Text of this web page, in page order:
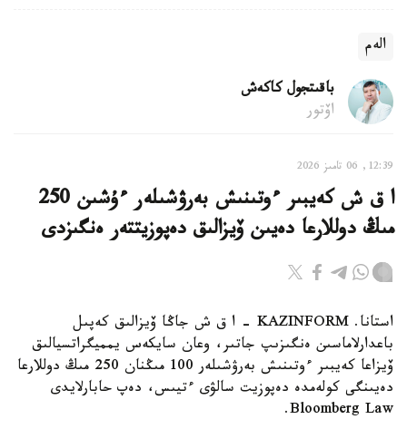
الەم
باقىتجول كاكەش
اۆتور
12:39, 06 تامىز 2026
ا ق ش كەيبىر ءوتىنىش بەرۋشىلەر ءۇشىن 250
مىڭ دوللارعا دەيىن ۆيزالىق دەپوزيتتەر ەنگىزدى
استانا. KAZINFORM – ا ق ش جاڭا ۆيزالىق كەپىل
باعدارلاماسىن ەنگىزىپ جاتىر، وعان سايكەس يمميگراتسيالىق
ۆيزاعا كەيبىر ءوتىنىش بەرۋشىلەر 100 مىڭنان 250 مىڭ دوللارعا
دەيىنگى كولەمدە دەپوزيت سالۋى ءتيىس، دەپ حابارلايدى
Bloomberg Law.